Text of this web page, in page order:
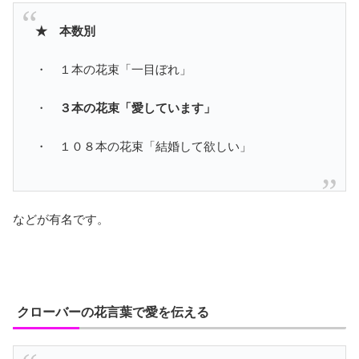
★ 本数別
・ １本の花束「一目ぼれ」
・ ３本の花束「愛しています」
・ １０８本の花束「結婚して欲しい」
などが有名です。
クローバーの花言葉で愛を伝える